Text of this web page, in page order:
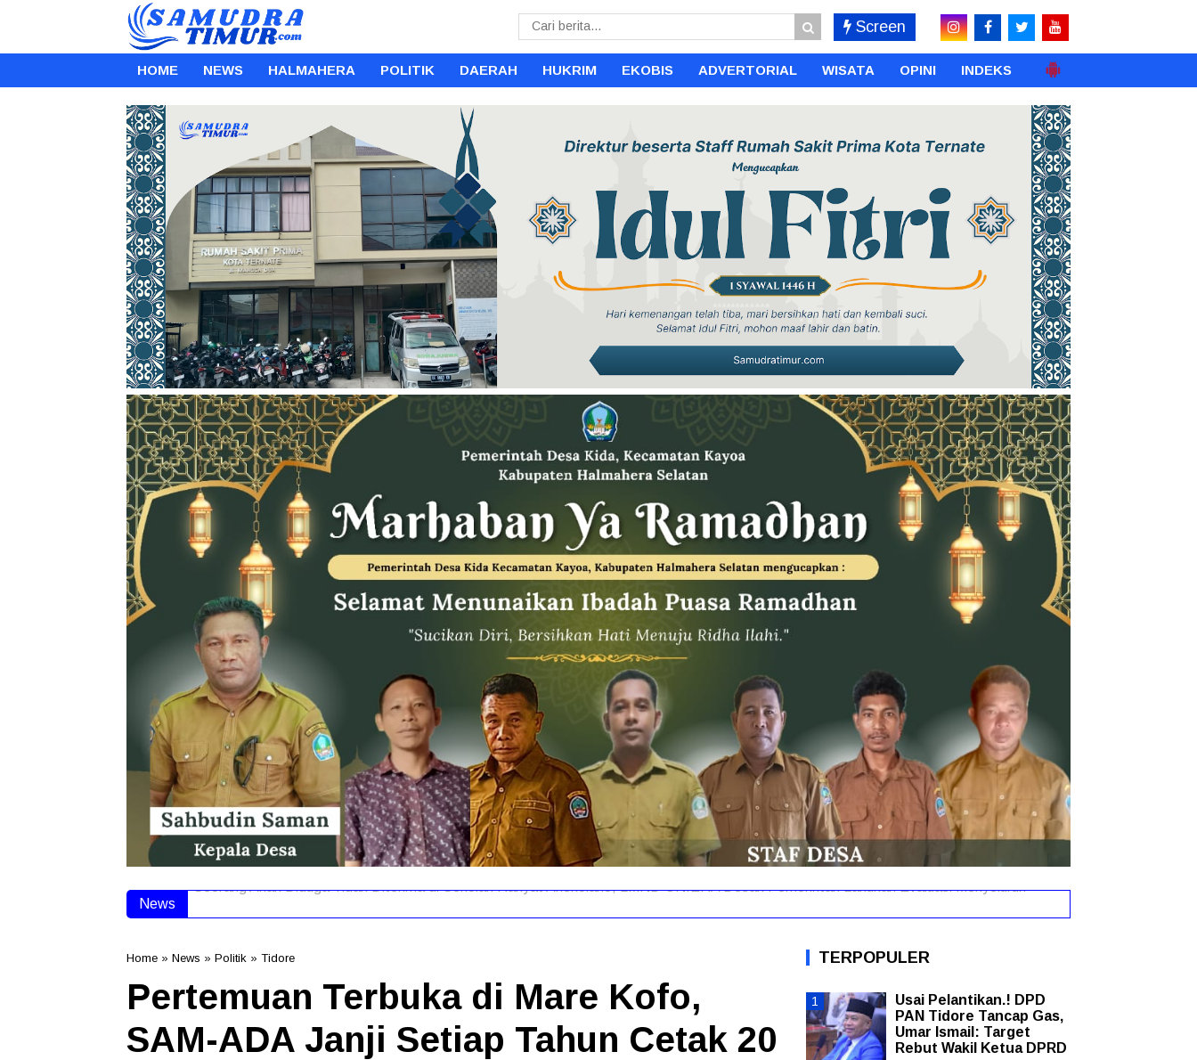
Screen
HOME NEWS HALMAHERA POLITIK DAERAH HUKRIM EKOBIS ADVERTORIAL WISATA OPINI INDEKS
News
Home » News » Politik » Tidore
Pertemuan Terbuka di Mare Kofo,
SAM-ADA Janji Setiap Tahun Cetak 20
TERPOPULER
Usai Pelantikan.! DPD
PAN Tidore Tancap Gas,
Umar Ismail: Target
Rebut Wakil Ketua DPRD